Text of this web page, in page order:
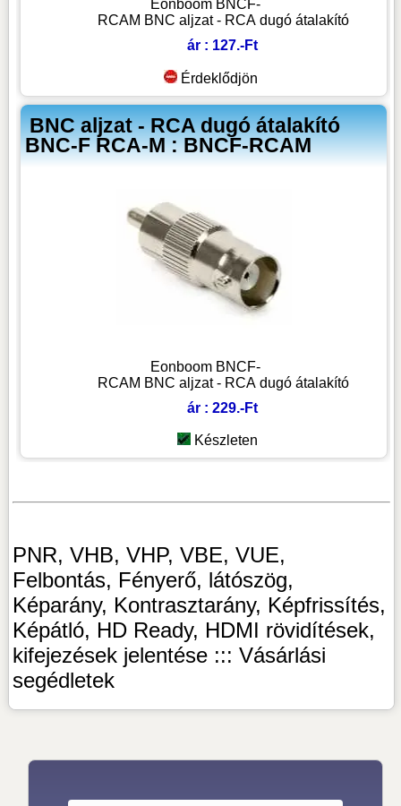
Eonboom BNCF-
RCAM BNC aljzat - RCA dugó átalakító
ár : 127.-Ft
Érdeklődjön
BNC aljzat - RCA dugó átalakító
BNC-F RCA-M : BNCF-RCAM
Eonboom BNCF-
RCAM BNC aljzat - RCA dugó átalakító
ár : 229.-Ft
Készleten
PNR, VHB, VHP, VBE, VUE,
Felbontás, Fényerő, látószög,
Képarány, Kontrasztarány, Képfrissítés,
Képátló, HD Ready, HDMI rövidítések,
kifejezések jelentése ::: Vásárlási
segédletek